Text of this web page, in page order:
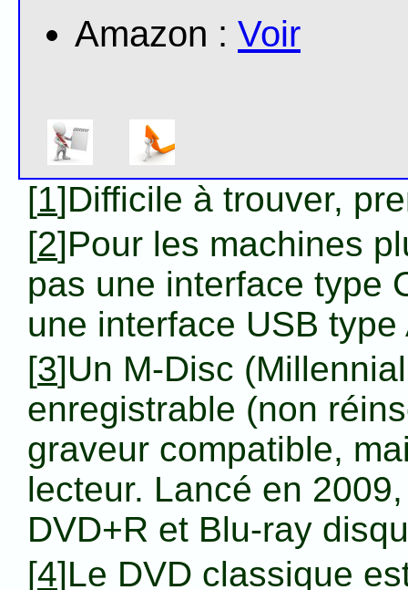
Amazon : Voir
[1]Difficile à trouver,
[2]Pour les machines
pas une interface type
une interface USB type
[3]Un M-Disc
enregistrable (non
graveur compatible,
lecteur. Lancé en
DVD+R et Blu-ray
[4]Le DVD classique